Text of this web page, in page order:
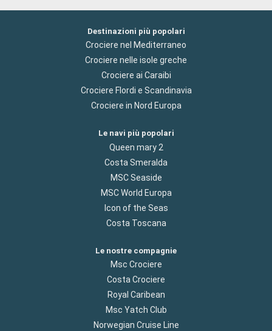
Destinazioni più popolari
Crociere nel Mediterraneo
Crociere nelle isole greche
Crociere ai Caraibi
Crociere Flordi e Scandinavia
Crociere in Nord Europa
Le navi più popolari
Queen mary 2
Costa Smeralda
MSC Seaside
MSC World Europa
Icon of the Seas
Costa Toscana
Le nostre compagnie
Msc Crociere
Costa Crociere
Royal Caribean
Msc Yatch Club
Norwegian Cruise Line